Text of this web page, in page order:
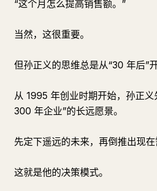
“这个月怎么提高销售额。”
当然，这很重要。
但孙正义的思维总是从“30 年后”开
从 1995 年创业时期开始，孙正义
300 年企业”的长远愿景。
先定下遥远的未来，再倒推出现在
这就是他的决策模式。